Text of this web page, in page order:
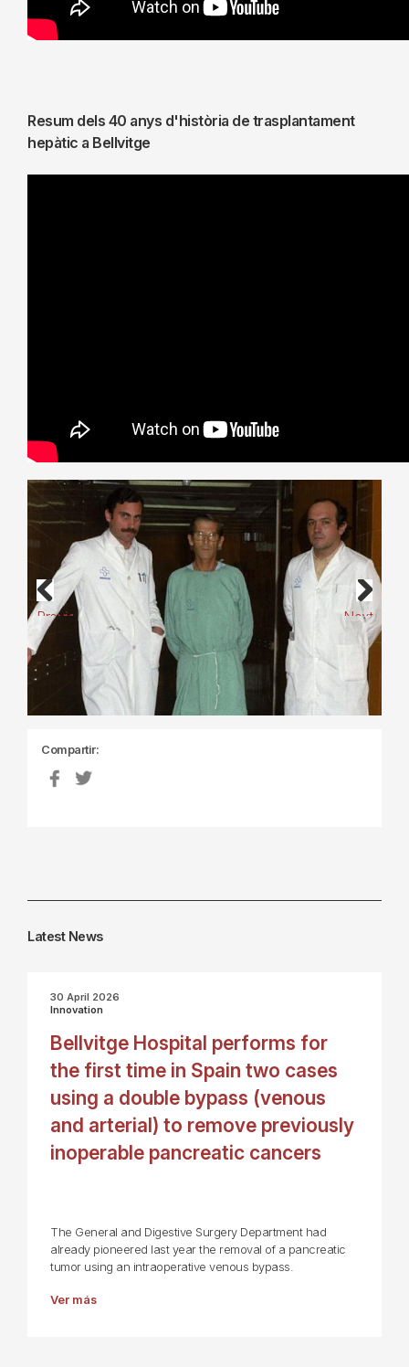
Resum dels 40 anys d'història de trasplantament
hepàtic a Bellvitge
Previous Next
Compartir:
Latest News
30 April 2026
Innovation
Bellvitge Hospital performs for
the first time in Spain two cases
using a double bypass (venous
and arterial) to remove previously
inoperable pancreatic cancers
The General and Digestive Surgery Department had
already pioneered last year the removal of a pancreatic
tumor using an intraoperative venous bypass.
Ver más